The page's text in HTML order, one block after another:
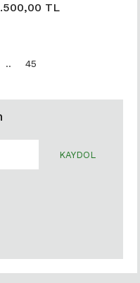
TL
.. 45
KAYDOL